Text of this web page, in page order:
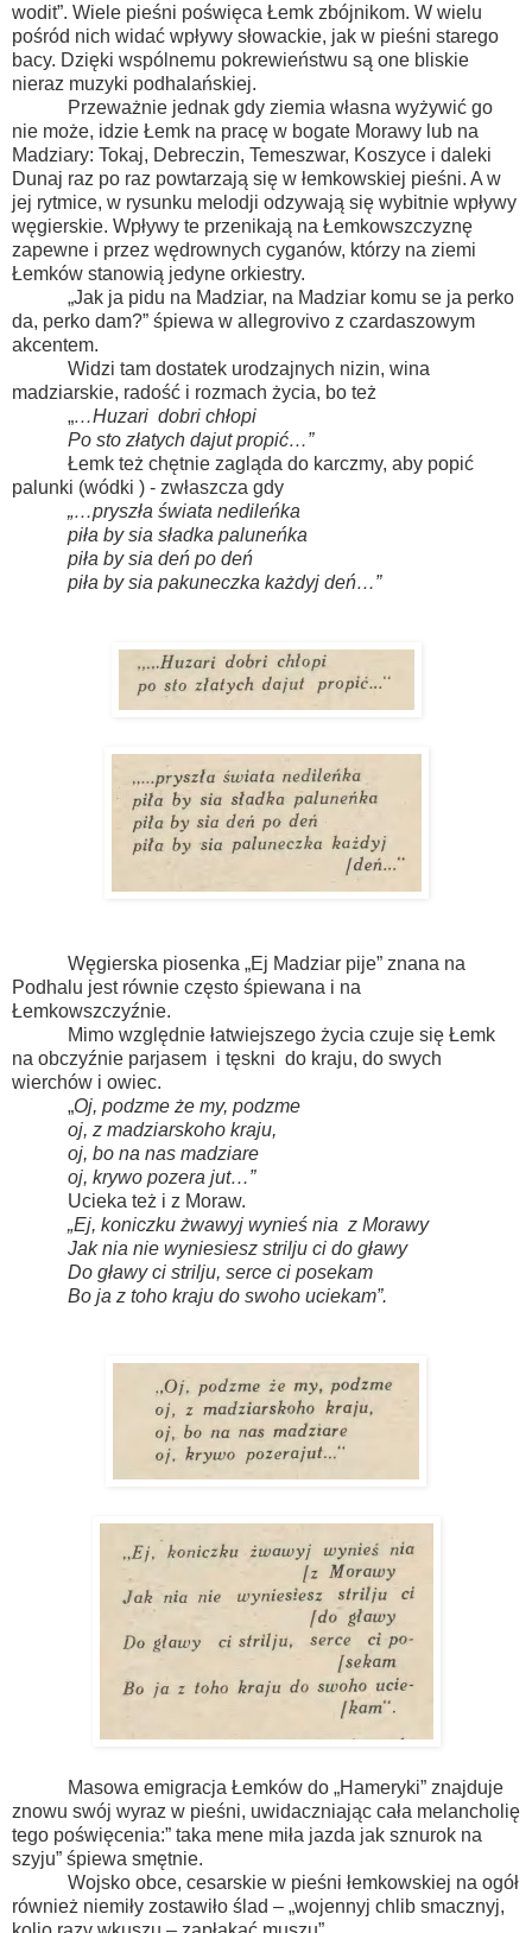
wodit”. Wiele pieśni poświęca Łemk zbójnikom. W wielu
pośród nich widać wpływy słowackie, jak w pieśni starego
bacy. Dzięki wspólnemu pokrewieństwu są one bliskie
nieraz muzyki podhalańskiej.
Przeważnie jednak gdy ziemia własna wyżywić go
nie może, idzie Łemk na pracę w bogate Morawy lub na
Madziary: Tokaj, Debreczin, Temeszwar, Koszyce i daleki
Dunaj raz po raz powtarzają się w łemkowskiej pieśni. A w
jej rytmice, w rysunku melodji odzywają się wybitnie wpływy
węgierskie. Wpływy te przenikają na Łemkowszczyznę
zapewne i przez wędrownych cyganów, którzy na ziemi
Łemków stanowią jedyne orkiestry.
„Jak ja pidu na Madziar, na Madziar komu se ja perko
da, perko dam?” śpiewa w allegrovivo z czardaszowym
akcentem.
Widzi tam dostatek urodzajnych nizin, wina
madziarskie, radość i rozmach życia, bo też
„…Huzari dobri chłopi
Po sto złatych dajut propić…”
Łemk też chętnie zagląda do karczmy, aby popić
palunki (wódki ) - zwłaszcza gdy
„…pryszła świata nedileńka
piła by sia sładka paluneńka
piła by sia deń po deń
piła by sia pakuneczka każdyj deń…”
Węgierska piosenka „Ej Madziar pije” znana na
Podhalu jest równie często śpiewana i na
Łemkowszczyźnie.
Mimo względnie łatwiejszego życia czuje się Łemk
na obczyźnie parjasem i tęskni do kraju, do swych
wierchów i owiec.
„Oj, podzme że my, podzme
oj, z madziarskoho kraju,
oj, bo na nas madziare
oj, krywo pozera jut…”
Ucieka też i z Moraw.
„Ej, koniczku żwawyj wynieś nia z Morawy
Jak nia nie wyniesiesz strilju ci do gławy
Do gławy ci strilju, serce ci posekam
Bo ja z toho kraju do swoho uciekam”.
Masowa emigracja Łemków do „Hameryki” znajduje
znowu swój wyraz w pieśni, uwidaczniając cała melancholię
tego poświęcenia:” taka mene miła jazda jak sznurok na
szyju” śpiewa smętnie.
Wojsko obce, cesarskie w pieśni łemkowskiej na ogół
również niemiły zostawiło ślad – „wojennyj chlib smacznyj,